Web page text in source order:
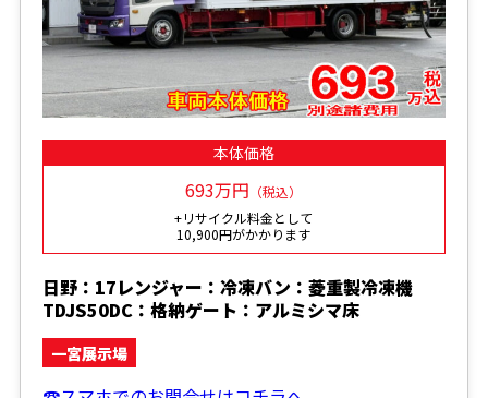
本体価格
693万円 （税込）
+リサイクル料金として
10,900円がかかります
日野：17レンジャー：冷凍バン：菱重製冷凍機
TDJS50DC：格納ゲート：アルミシマ床
一宮展示場